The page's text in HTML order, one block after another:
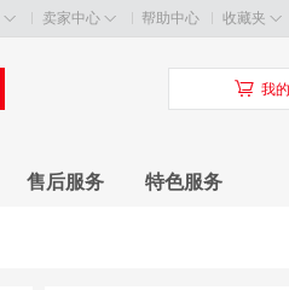
卖家中心 帮助中心 收藏夹
󰃦 我
售后服务 特色服务